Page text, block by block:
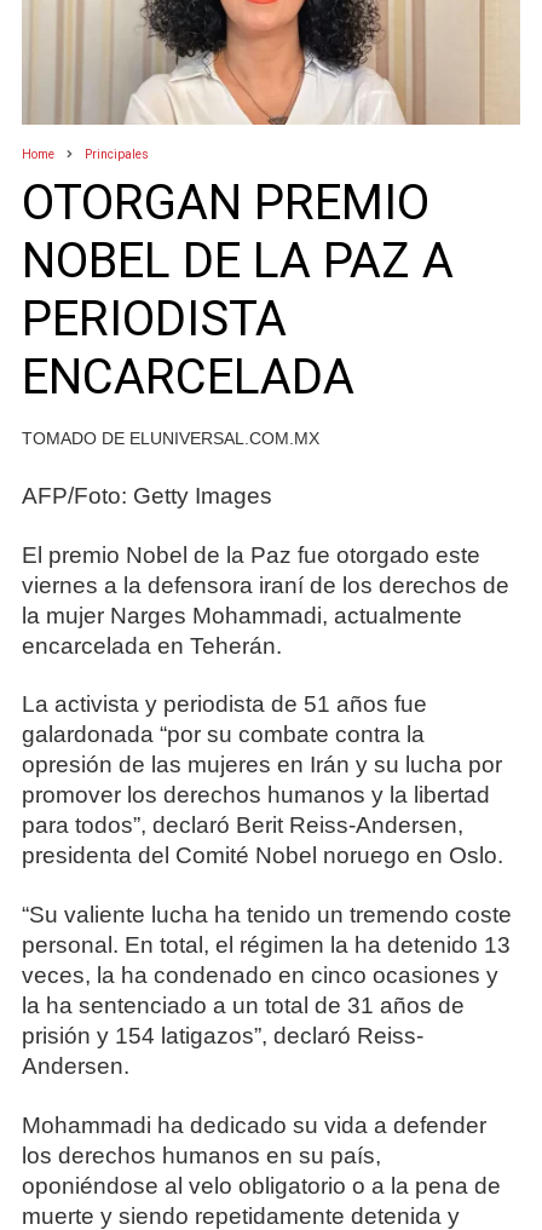
Home Principales
OTORGAN PREMIO
NOBEL DE LA PAZ A
PERIODISTA
ENCARCELADA
TOMADO DE ELUNIVERSAL.COM.MX
AFP/Foto: Getty Images
El premio Nobel de la Paz fue otorgado este
viernes a la defensora iraní de los derechos de
la mujer Narges Mohammadi, actualmente
encarcelada en Teherán.
La activista y periodista de 51 años fue
galardonada “por su combate contra la
opresión de las mujeres en Irán y su lucha por
promover los derechos humanos y la libertad
para todos”, declaró Berit Reiss-Andersen,
presidenta del Comité Nobel noruego en Oslo.
“Su valiente lucha ha tenido un tremendo coste
personal. En total, el régimen la ha detenido 13
veces, la ha condenado en cinco ocasiones y
la ha sentenciado a un total de 31 años de
prisión y 154 latigazos”, declaró Reiss-
Andersen.
Mohammadi ha dedicado su vida a defender
los derechos humanos en su país,
oponiéndose al velo obligatorio o a la pena de
muerte y siendo repetidamente detenida y